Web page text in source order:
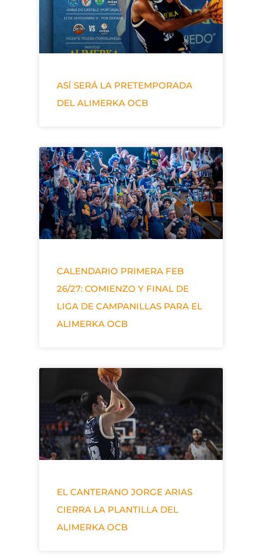
ASÍ SERÁ LA PRETEMPORADA
DEL ALIMERKA OCB
CALENDARIO PRIMERA FEB
26/27: COMIENZO Y FINAL DE
LIGA DE CAMPANILLAS PARA EL
ALIMERKA OCB
EL CANTERANO JORGE ARIAS
CIERRA LA PLANTILLA DEL
ALIMERKA OCB